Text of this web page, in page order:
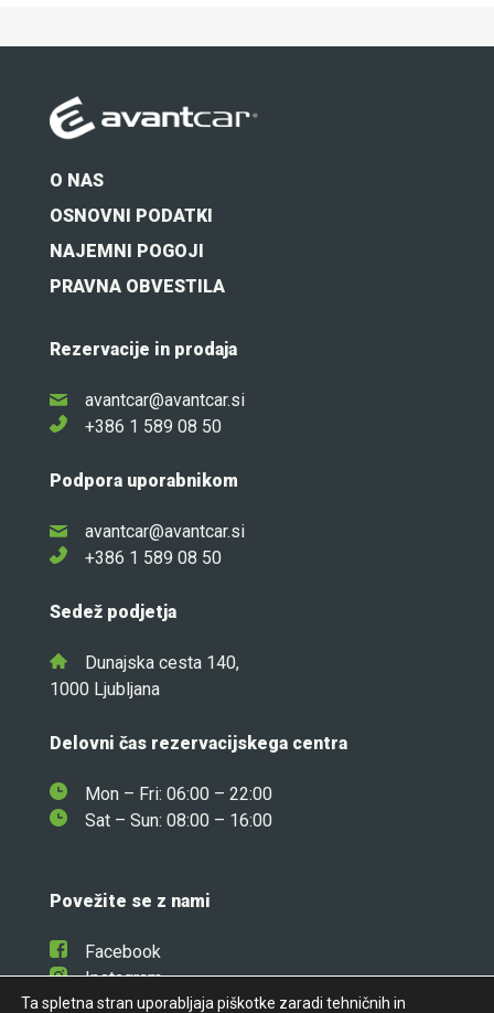
O NAS
OSNOVNI PODATKI
NAJEMNI POGOJI
PRAVNA OBVESTILA
Rezervacije in prodaja
avantcar@avantcar.si
+386 1 589 08 50
Podpora uporabnikom
avantcar@avantcar.si
+386 1 589 08 50
Sedež podjetja
Dunajska cesta 140,
1000 Ljubljana
Delovni čas rezervacijskega centra
Mon – Fri: 06:00 – 22:00
Sat – Sun: 08:00 – 16:00
Povežite se z nami
Facebook
Instagram
Linkedin
Ta spletna stran uporabljaja piškotke zaradi tehničnih in